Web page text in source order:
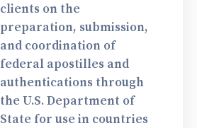
clients on the
preparation, submission,
and coordination of
federal apostilles and
authentications through
the U.S. Department of
State for use in countries